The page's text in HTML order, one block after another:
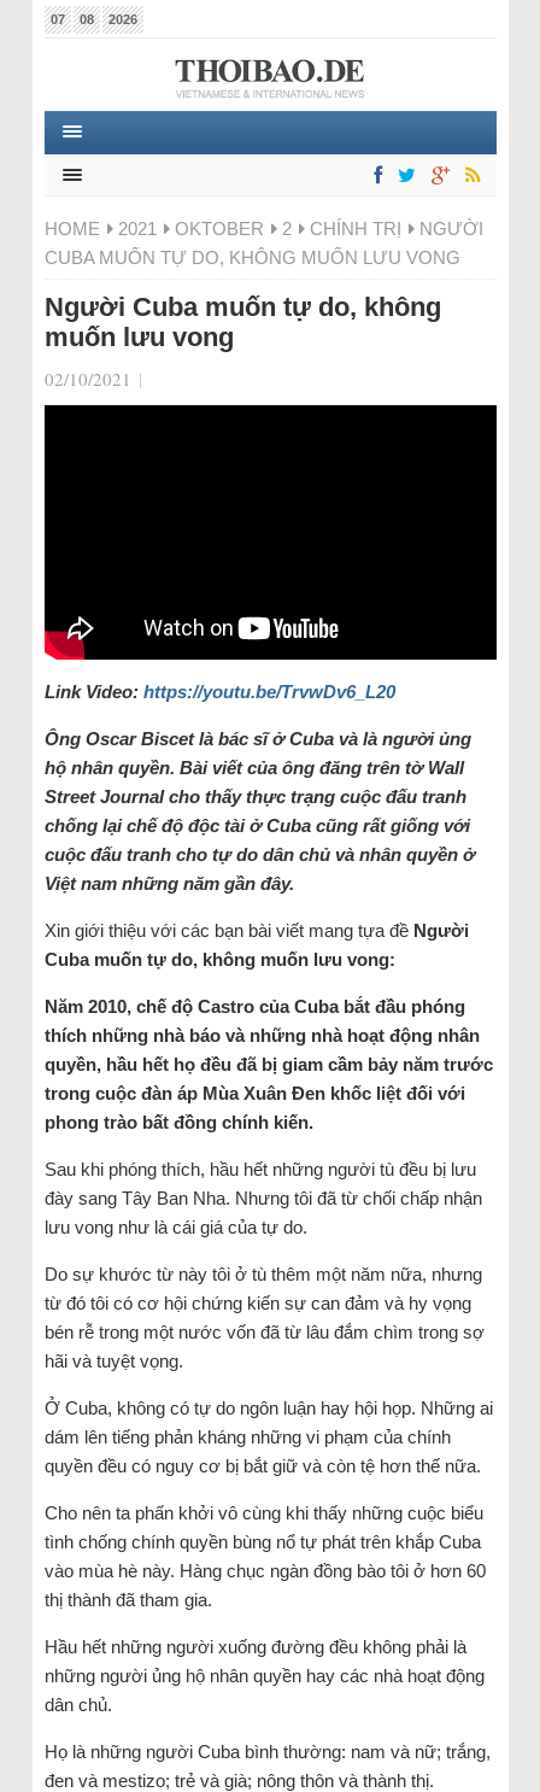
07 08 2026
HOME 2021 OKTOBER 2 CHÍNH TRỊ
NGƯỜI
CUBA MUỐN TỰ DO, KHÔNG MUỐN LƯU VONG
Người Cuba muốn tự do, không
muốn lưu vong
02/10/2021 |
Link Video: https://youtu.be/TrvwDv6_L20
Ông Oscar Biscet là bác sĩ ở Cuba và là người ủng
hộ nhân quyền. Bài viết của ông đăng trên tờ Wall
Street Journal cho thấy thực trạng cuộc đấu tranh
chống lại chế độ độc tài ở Cuba cũng rất giống với
cuộc đấu tranh cho tự do dân chủ và nhân quyền ở
Việt nam những năm gần đây.
Xin giới thiệu với các bạn bài viết mang tựa đề Người
Cuba muốn tự do, không muốn lưu vong:
Năm 2010, chế độ Castro của Cuba bắt đầu phóng
thích những nhà báo và những nhà hoạt động nhân
quyền, hầu hết họ đều đã bị giam cầm bảy năm trước
trong cuộc đàn áp Mùa Xuân Đen khốc liệt đối với
phong trào bất đồng chính kiến.
Sau khi phóng thích, hầu hết những người tù đều bị lưu
đày sang Tây Ban Nha. Nhưng tôi đã từ chối chấp nhận
lưu vong như là cái giá của tự do.
Do sự khước từ này tôi ở tù thêm một năm nữa, nhưng
từ đó tôi có cơ hội chứng kiến sự can đảm và hy vọng
bén rễ trong một nước vốn đã từ lâu đắm chìm trong sợ
hãi và tuyệt vọng.
Ở Cuba, không có tự do ngôn luận hay hội họp. Những ai
dám lên tiếng phản kháng những vi phạm của chính
quyền đều có nguy cơ bị bắt giữ và còn tệ hơn thế nữa.
Cho nên ta phấn khởi vô cùng khi thấy những cuộc biểu
tình chống chính quyền bùng nổ tự phát trên khắp Cuba
vào mùa hè này. Hàng chục ngàn đồng bào tôi ở hơn 60
thị thành đã tham gia.
Hầu hết những người xuống đường đều không phải là
những người ủng hộ nhân quyền hay các nhà hoạt động
dân chủ.
Họ là những người Cuba bình thường: nam và nữ; trắng,
đen và mestizo; trẻ và già; nông thôn và thành thị.